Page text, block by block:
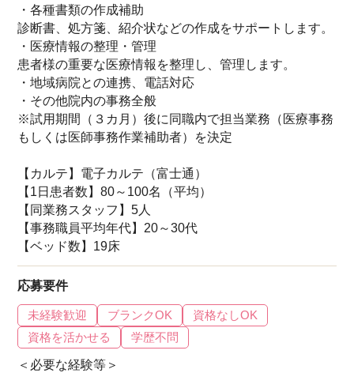
・各種書類の作成補助
診断書、処方箋、紹介状などの作成をサポートします。
・医療情報の整理・管理
患者様の重要な医療情報を整理し、管理します。
・地域病院との連携、電話対応
・その他院内の事務全般
※試用期間（３カ月）後に同職内で担当業務（医療事務
もしくは医師事務作業補助者）を決定
【カルテ】電子カルテ（富士通）
【1日患者数】80～100名（平均）
【同業務スタッフ】5人
【事務職員平均年代】20～30代
【ベッド数】19床
応募要件
未経験歓迎 ブランクOK
資格なしOK
資格を活かせる
学歴不問
＜必要な経験等＞